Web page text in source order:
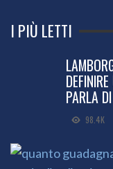
I PIÙ LETTI
PARLA
98.4K